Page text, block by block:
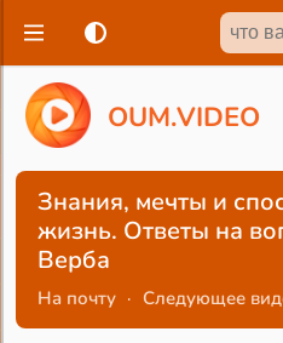
OUM.VIDEO
Знания, мечты и
жизнь. Ответы на
Верба
На почту · Следующее